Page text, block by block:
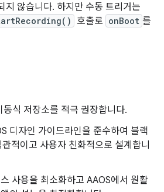
지 않습니다. 하지만 수동 트리거는
호출로 onBoot 를
동식 저장소를 적극 권장합니다.
디자인 가이드라인을 준수하여 블랙
적이고 사용자 친화적으로 설계합니
사용을 최소화하고 AAOS에서 원활